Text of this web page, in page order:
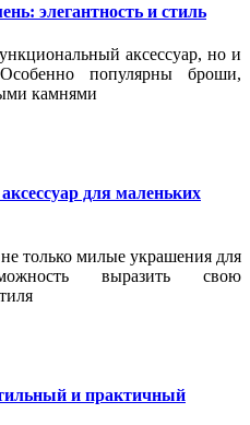
элегантность и стиль
аксессуар, но и
популярны броши,
камнями
для маленьких
только милые украшения для
выразить свою
и практичный